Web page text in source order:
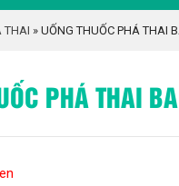
THAI » UỐNG THUỐC PHÁ THAI
PHÁ THAI